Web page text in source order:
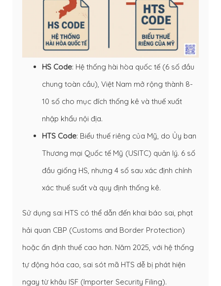
HS Code: Hệ thống hài hòa quốc tế (6 số đầu
chung toàn cầu), Việt Nam mở rộng thành 8-
10 số cho mục đích thống kê và thuế xuất
nhập khẩu nội địa.
HTS Code: Biểu thuế riêng của Mỹ, do Ủy ban
Thương mại Quốc tế Mỹ (USITC) quản lý. 6 số
đầu giống HS, nhưng 4 số sau xác định chính
xác thuế suất và quy định thống kê.
Sử dụng sai HTS có thể dẫn đến khai báo sai, phạt
hải quan CBP (Customs and Border Protection)
hoặc ấn định thuế cao hơn. Năm 2025, với hệ thống
tự động hóa cao, sai sót mã HTS dễ bị phát hiện
ngay từ khâu ISF (Importer Security Filing).